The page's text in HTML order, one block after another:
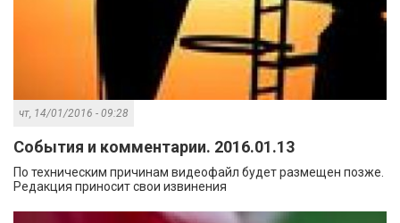
чт, 14/01/2016 - 09:28
События и комментарии. 2016.01.13
По техническим причинам видеофайл будет размещен позже.
Редакция приносит свои извинения